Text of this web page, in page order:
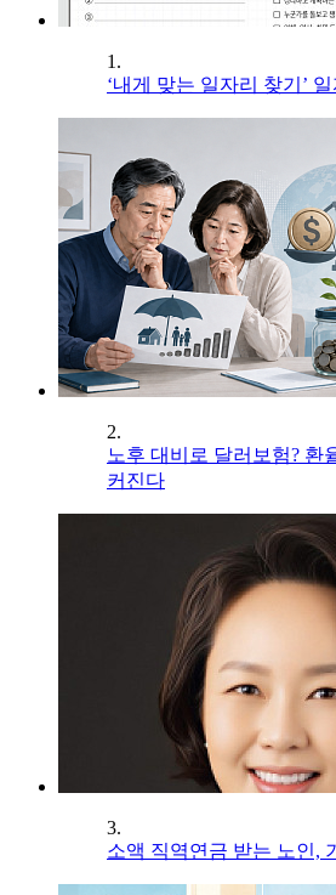
1.
‘내게 맞는 일자리 찾기’
2.
노후 대비로 달러보험? 환
커진다
3.
소액 직역연금 받는 노인,